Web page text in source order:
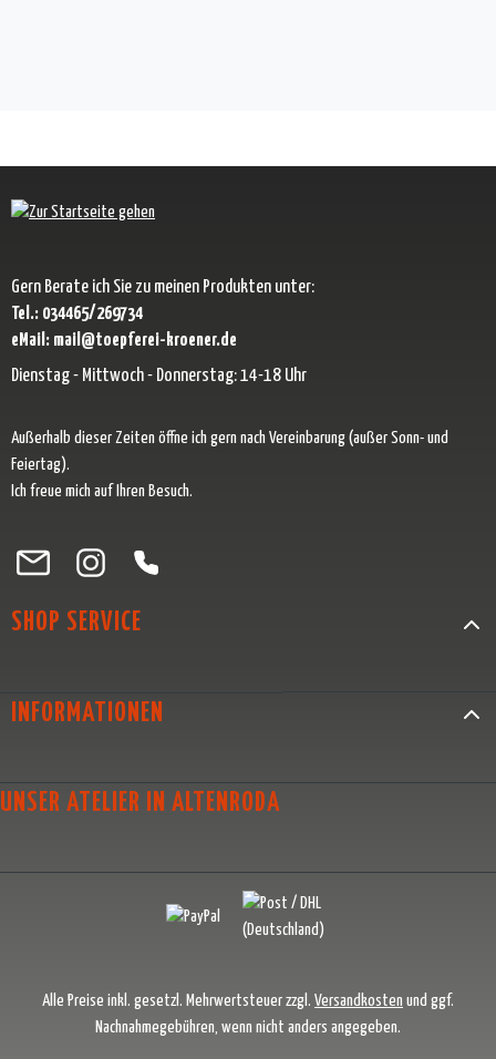
Gern Berate ich Sie zu meinen Produkten unter:
Tel.: 034465/269734
eMail: mail@toepferei-kroener.de
Dienstag - Mittwoch - Donnerstag: 14-18 Uhr
Außerhalb dieser Zeiten öffne ich gern nach Vereinbarung (außer Sonn- und
Feiertag).
Ich freue mich auf Ihren Besuch.
Besuche uns auf Facebook – öffnet in neuem Tab (externer Link)
Schau auf Instagram vorbei – öffnet in neuem Tab (externer Link)
Lass dich auf Pinterest inspirieren – öffnet in neuem Tab
Folge uns auf X – öffnet in neuem Tab (externer Link)
SHOP SERVICE
INFORMATIONEN
UNSER ATELIER IN ALTENRODA
Alle Preise inkl. gesetzl. Mehrwertsteuer zzgl. Versandkosten und ggf.
Nachnahmegebühren, wenn nicht anders angegeben.